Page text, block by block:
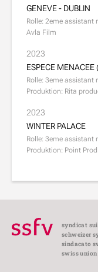
GENEVE - DUBLIN
Rolle: 2eme assistant
Avla Film
2023
ESPECE MENACEE
Rolle: 3eme assistant
Produktion: Rita
2023
WINTER PALACE
Rolle: 3eme assistant
Produktion: Point
syndicat
schweizer
sindacato
swiss